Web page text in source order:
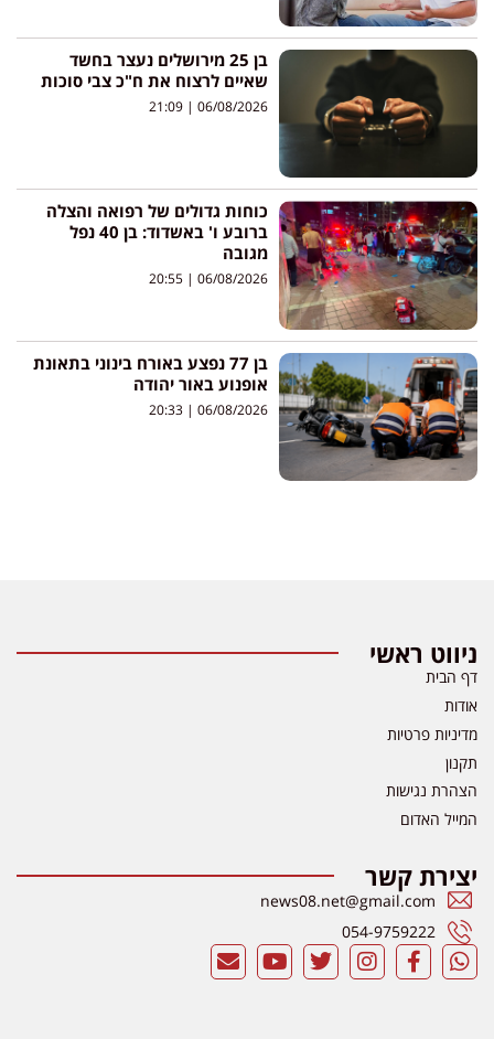
בן 25 מירושלים נעצר בחשד
שאיים לרצוח את ח"כ צבי סוכות
06/08/2026
כוחות גדולים של רפואה והצלה
ברובע ו' באשדוד: בן 40 נפל
מגובה
06/08/2026
בן 77 נפצע באורח בינוני בתאונת
אופנוע באור יהודה
06/08/2026
ניווט ראשי
דף הבית
אודות
מדיניות פרטיות
תקנון
הצהרת נגישות
המייל האדום
יצירת קשר
news08.net@gmail.com
054-9759222